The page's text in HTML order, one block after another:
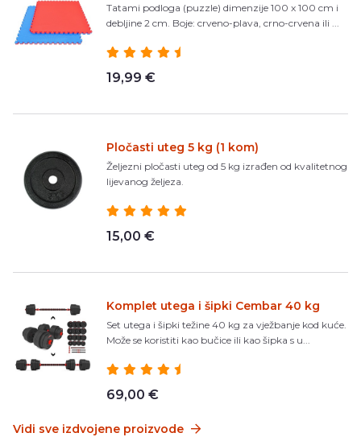
Tatami podloga (puzzle) dimenzije 100 x 100 cm i
debljine 2 cm. Boje: crveno-plava, crno-crvena ili ...
19,99 €
Pločasti uteg 5 kg (1 kom)
Željezni pločasti uteg od 5 kg izrađen od kvalitetnog
lijevanog željeza.
15,00 €
Komplet utega i šipki Cembar 40 kg
Set utega i šipki težine 40 kg za vježbanje kod kuće.
Može se koristiti kao bučice ili kao šipka s u...
69,00 €
Vidi sve izdvojene proizvode